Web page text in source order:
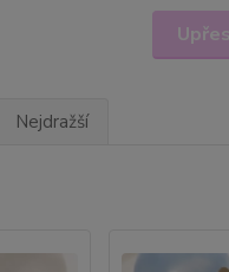
Nejdražší